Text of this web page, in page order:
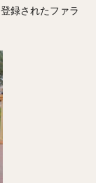
録されたファラ